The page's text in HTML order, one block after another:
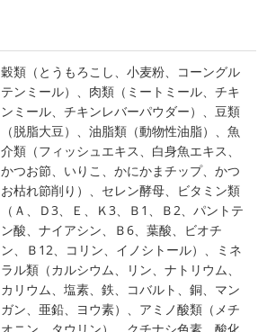
穀類（とうもろこし、小麦粉、コーングル
テンミール）、肉類（ミートミール、チキ
ンミール、チキンレバーパウダー）、豆類
（脱脂大豆）、油脂類（動物性油脂）、魚
介類（フィッシュエキス、白身魚エキス、
かつお節、いりこ、かにかまチップ、かつ
お枯れ節削り）、セレン酵母、ビタミン類
（Ａ、Ｄ3、Ｅ、Ｋ3、Ｂ1、Ｂ2、パントテ
ン酸、ナイアシン、Ｂ6、葉酸、ビオチ
ン、Ｂ12、コリン、イノシトール）、ミネ
ラル類（カルシウム、リン、ナトリウム、
カリウム、塩素、鉄、コバルト、銅、マン
ガン、亜鉛、ヨウ素）、アミノ酸類（メチ